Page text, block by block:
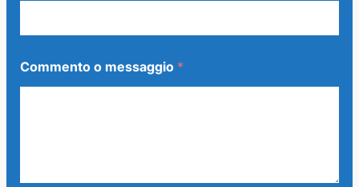
m
e
Commento o messaggio *